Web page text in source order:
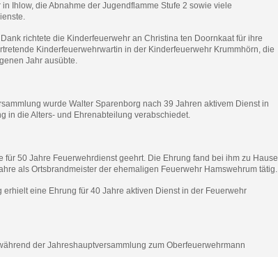
Ihlow, die Abnahme der Jugendflamme Stufe 2 sowie viele
richtete die Kinderfeuerwehr an Christina ten Doornkaat für ihre
Kinderfeuerwehrwartin in der Kinderfeuerwehr Krummhörn, die
Jahr ausübte.
wurde Walter Sparenborg nach 39 Jahren aktivem Dienst in
in die Alters- und Ehrenabteilung verabschiedet.
für 50 Jahre Feuerwehrdienst geehrt. Die Ehrung fand bei ihm zu Hause
als Ortsbrandmeister der ehemaligen Feuerwehr Hamswehrum tätig.
erhielt eine Ehrung für 40 Jahre aktiven Dienst in der Feuerwehr
der Jahreshauptversammlung zum Oberfeuerwehrmann